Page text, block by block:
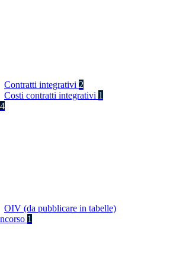
Contratti integrativi 2
Costi contratti integrativi 1
4
OIV (da pubblicare in tabelle)
1